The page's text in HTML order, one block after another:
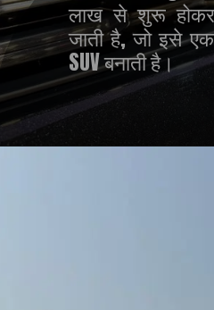
लाख से शुरू
जाती है, जो इसे
SUV बनाती है।